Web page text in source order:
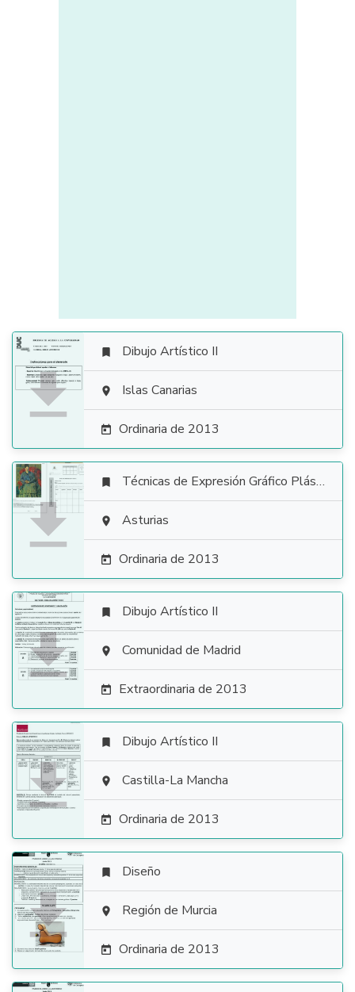

 Dibujo Artístico II
 Islas Canarias
 Ordinaria de 2013

 Técnicas de Expresión Gráfico Plástica
 Asturias
 Ordinaria de 2013

 Dibujo Artístico II
 Comunidad de Madrid
 Extraordinaria de 2013

 Dibujo Artístico II
 Castilla-La Mancha
 Ordinaria de 2013

 Diseño
 Región de Murcia
 Ordinaria de 2013